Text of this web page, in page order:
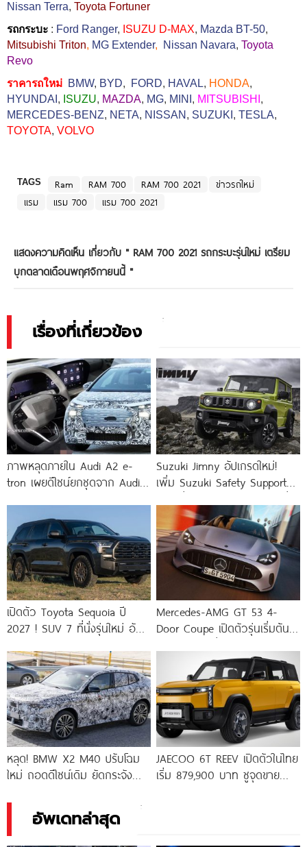
Nissan Terra, Toyota Fortuner
รถกระบะ : Ford Ranger, ISUZU D-MAX, Mazda BT-50,
Mitsubishi Triton, MG Extender, Nissan Navara, Toyota
Revo
ราคารถใหม่ BMW, BYD, FORD, HAVAL, HONDA,
HYUNDAI , ISUZU, MAZDA, MG, MINI , MITSUBISHI ,
MERCEDES-BENZ, NETA, NISSAN , SUZUKI , TESLA,
TOYOTA, VOLVO
TAGS Ram RAM 700 RAM 700 2021
ข่าวรถใหม่
แรม
แรม 700 แรม 700 2021
แสดงความคิดเห็น เกี่ยวกับ " RAM 700 2021 รถกระบะรุ่นใหม่ เตรียม
บุกตลาดเดือนพฤศจิกายนนี้ "
เรื่องที่เกี่ยวข้อง
ภาพหลุดภายใน Audi A2 e-
tron เผยดีไซน์ยกชุดจาก Audi
Suzuki Jimny อัปเกรดใหม่!
เพิ่ม Suzuki Safety Support
1,590,000
เปิดตัว Toyota Sequoia ปี
2027 ! SUV 7 ที่นั่งรุ่นใหม่ อัป
Mercedes-AMG GT 53 4-
Door Coupe เปิดตัวรุ่นเริ่มต้น
หลุด! BMW X2 M40 ปรับโฉม
ใหม่ ถอดดีไซน์เดิม ยัดกระจัง
JAECOO 6T REEV เปิดตัวในไทย
เริ่ม 879,900 บาท ชูจุดขาย
อัพเดทล่าสุด